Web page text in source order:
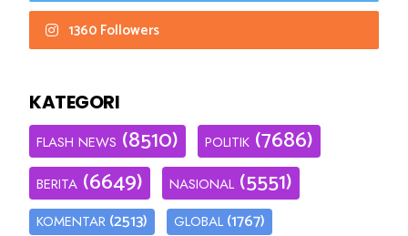
1360 Followers
KATEGORI
FLASH NEWS (8510) POLITIK (7686)
BERITA (6649) NASIONAL (5551)
KOMENTAR (2513) GLOBAL (1767)